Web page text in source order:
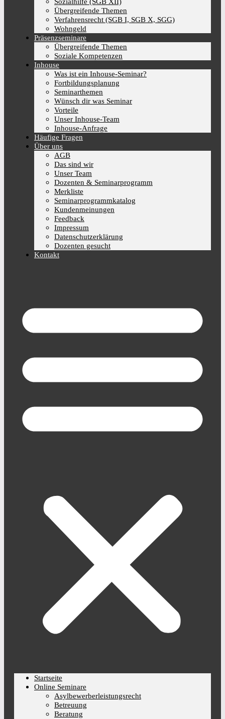
Übergreifende Themen
Verfahrensrecht (SGB I, SGB X, SGG)
Wohngeld
Präsenzseminare
Übergreifende Themen
Soziale Kompetenzen
Inhouse
Was ist ein Inhouse-Seminar?
Fortbildungsplanung
Seminarthemen
Wünsch dir was Seminar
Vorteile
Unser Inhouse-Team
Inhouse-Anfrage
Häufige Fragen
Über uns
AGB
Das sind wir
Unser Team
Dozenten & Seminarprogramm
Merkliste
Seminarprogrammkatalog
Kundenmeinungen
Feedback
Impressum
Datenschutzerklärung
Dozenten gesucht
Kontakt
Startseite
Online Seminare
Asylbewerberleistungsrecht
Betreuung
Beratung